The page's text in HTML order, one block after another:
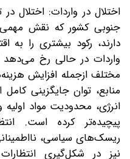
اختلال در واردات: اختلال
جنوبی کشور که نقش مهمی
دارند، رکود بیشتری را
واردات‌ در حالی رخ
مختلف ازجمله افزایش
منابع، توان جایگزینی کامل
انرژی، محدودیت مواد
پیچیده‌تر کرده است.
ریسک‌های سیاسی،
نیز در شکل‌گیری